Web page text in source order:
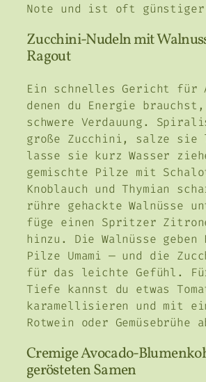
Note und ist oft
Zucchini-Nudeln mit
Ragout
Ein schnelles Gericht für
denen du Energie
schwere Verdauung.
große Zucchini, salze sie
lasse sie kurz Wasser
gemischte Pilze mit
Knoblauch und Thymian
rühre gehackte Walnüsse
füge einen Spritzer
hinzu. Die Walnüsse
Pilze Umami — und die
für das leichte Gefühl.
Tiefe kannst du etwas
karamellisieren und mit
Rotwein oder Gemüsebrühe
Cremige Avocado-
gerösteten Samen